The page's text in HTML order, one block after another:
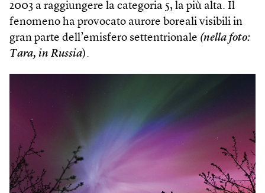
2003 a raggiungere la categoria 5, la più alta. Il
fenomeno ha provocato aurore boreali visibili in
gran parte dell’emisfero settentrionale (nella foto:
Tara, in Russia).